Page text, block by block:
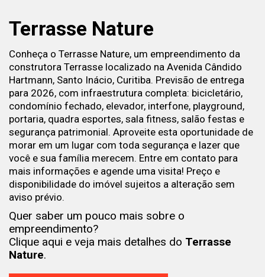
Terrasse Nature
Conheça o Terrasse Nature, um empreendimento da
construtora Terrasse localizado na Avenida Cândido
Hartmann, Santo Inácio, Curitiba. Previsão de entrega
para 2026, com infraestrutura completa: bicicletário,
condomínio fechado, elevador, interfone, playground,
portaria, quadra esportes, sala fitness, salão festas e
segurança patrimonial. Aproveite esta oportunidade de
morar em um lugar com toda segurança e lazer que
você e sua família merecem. Entre em contato para
mais informações e agende uma visita! Preço e
disponibilidade do imóvel sujeitos a alteração sem
aviso prévio.
Quer saber um pouco mais sobre o
empreendimento?
Clique aqui e veja mais detalhes do Terrasse
Nature.